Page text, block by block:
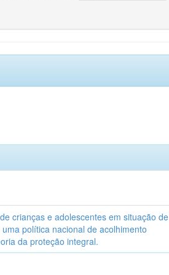
crianças e adolescentes em situação de
política nacional de acolhimento
da proteção integral.